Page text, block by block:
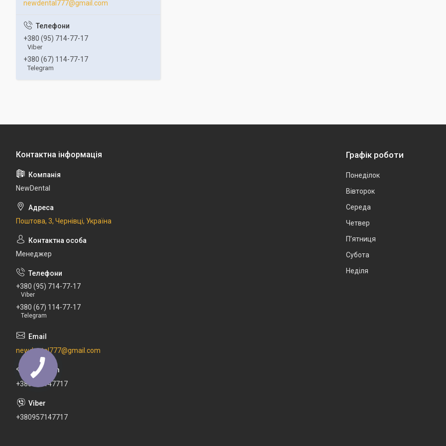
newdental777@gmail.com
+380 (95) 714-77-17
Viber
+380 (67) 114-77-17
Telegram
NewDental
Поштова, 3, Чернівці, Україна
Менеджер
+380 (95) 714-77-17
Viber
+380 (67) 114-77-17
Telegram
newdental777@gmail.com
+380671147717
+380957147717
Графік роботи
Понеділок
Вівторок
Середа
Четвер
Пʼятниця
Субота
Неділя